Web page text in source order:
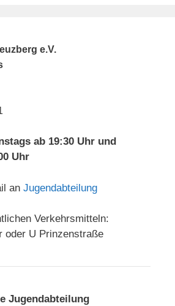
e.V.
ab 19:30 Uhr und
Uhr
an Jugendabteilung
Verkehrsmitteln:
oder U Prinzenstraße
Jugendabteilung